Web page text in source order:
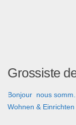
Grossiste
Bonjour nous
Wohnen & Einrichten